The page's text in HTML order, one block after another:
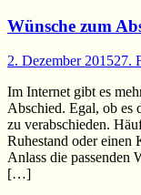
Wünsche zum
2. Dezember 201527.
Im Internet gibt es
Abschied. Egal, ob es
zu verabschieden.
Ruhestand oder einen
Anlass die passenden
[…]